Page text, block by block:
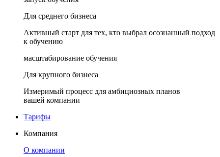
Для среднего бизнеса
Активный старт для тех, кто выбрал осознанный подход
к обучению
масштабирование обучения
Для крупного бизнеса
Измеримый процесс для амбициозных планов
вашей компании
Тарифы
Компания
О компании